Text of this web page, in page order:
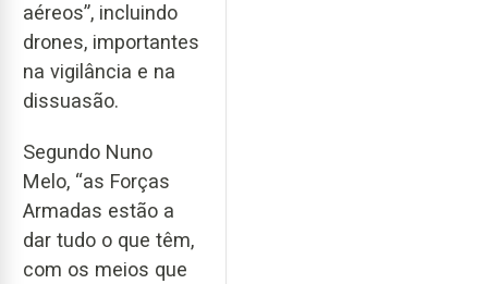
aéreos”, incluindo
drones, importantes
na vigilância e na
dissuasão.
Segundo Nuno
Melo, “as Forças
Armadas estão a
dar tudo o que têm,
com os meios que